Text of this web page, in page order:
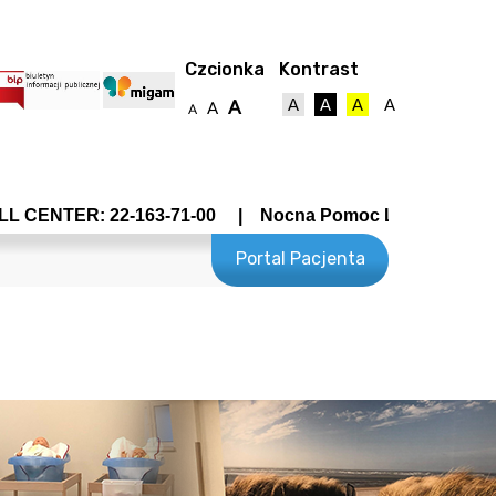
Czcionka
A A A
Kontrast
A A A A
22-163-71-00 | Nocna Pomoc Lekarska -
Portal Pacjenta